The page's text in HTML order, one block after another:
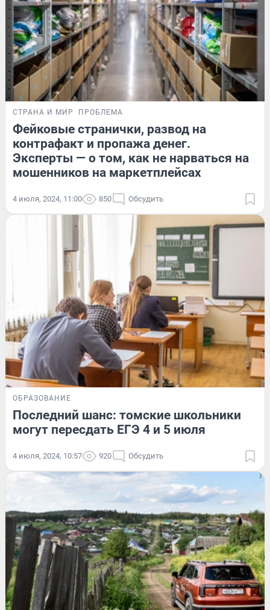
СТРАНА И МИР ПРОБЛЕМА
Фейковые странички, развод на
контрафакт и пропажа денег.
Эксперты — о том, как не нарваться на
мошенников на маркетплейсах
4 июля, 2024, 11:00 850 Обсудить
ОБРАЗОВАНИЕ
Последний шанс: томские школьники
могут пересдать ЕГЭ 4 и 5 июля
4 июля, 2024, 10:57 920 Обсудить